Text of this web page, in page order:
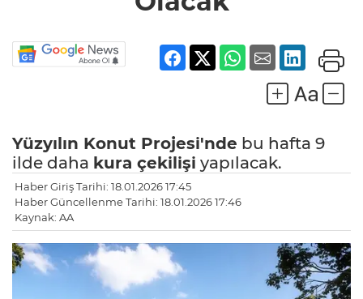
Yüzyılın Konut Projesi'nde bu hafta 9
ilde daha kura çekilişi yapılacak.
Haber Giriş Tarihi: 18.01.2026 17:45
Haber Güncellenme Tarihi: 18.01.2026 17:46
Kaynak: AA